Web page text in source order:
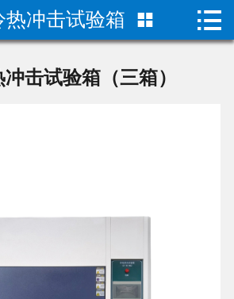
 首页
新闻动态
热冲击试验箱  
击试验箱（三箱）